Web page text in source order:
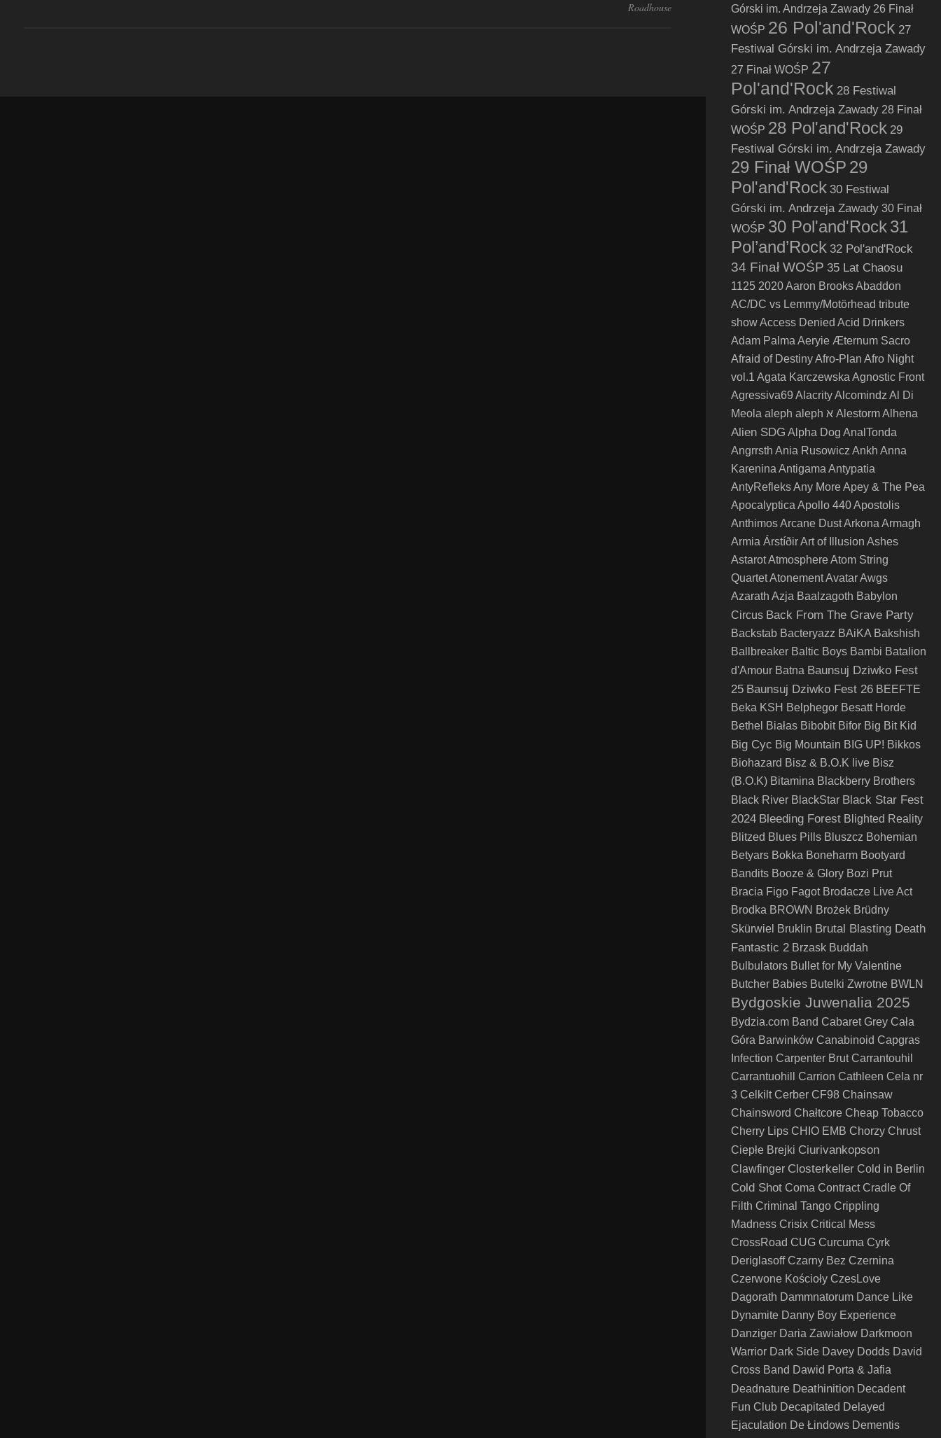
Roadhouse
Górski im. Andrzeja Zawady 26 Finał
WOŚP 26 Pol'and'Rock 27
Festiwal Górski im. Andrzeja Zawady
27 Finał WOŚP 27
Pol'and'Rock 28 Festiwal
Górski im. Andrzeja Zawady 28 Finał
WOŚP 28 Pol'and'Rock 29
Festiwal Górski im. Andrzeja Zawady
29 Finał WOŚP 29
Pol'and'Rock 30 Festiwal
Górski im. Andrzeja Zawady 30 Finał
WOŚP 30 Pol'and'Rock31
Pol’and’Rock 32 Pol'and'Rock
34 Finał WOŚP 35 Lat Chaosu
1125 2020Aaron BrooksAbaddon
AC/DC vs Lemmy/Motörhead tribute
showAccess Denied Acid Drinkers
Adam Palma Aeryie Æternum Sacro
Afraid of DestinyAfro-Plan Afro Night
vol.1 Agata Karczewska Agnostic Front
Agressiva69 AlacrityAlcomindz Al Di
Meola aleph aleph א AlestormAlhena
Alien SDG Alpha Dog AnalTonda
Angrrsth Ania Rusowicz Ankh Anna
Karenina Antigama Antypatia
AntyRefleksAny MoreApey & The Pea
Apocalyptica Apollo 440Apostolis
AnthimosArcane DustArkona Armagh
Armia ÁrstíðirArt of Illusion Ashes
AstarotAtmosphereAtom String
QuartetAtonementAvatarAwgs
Azarath Azja Baalzagoth Babylon
Circus Back From The Grave Party
Backstab Bacteryazz BAiKA Bakshish
Ballbreaker Baltic Boys Bambi Batalion
d'Amour Batna Baunsuj Dziwko Fest
25 Baunsuj Dziwko Fest 26 BEEFTE
Beka KSH Belphegor Besatt Horde
Bethel Białas Bibobit Bifor Big Bit Kid
Big Cyc Big Mountain BIG UP! Bikkos
Biohazard Bisz & B.O.K live Bisz
(B.O.K) Bitamina Blackberry Brothers
Black River BlackStar Black Star Fest
2024 Bleeding Forest Blighted Reality
Blitzed Blues Pills Bluszcz Bohemian
Betyars Bokka Boneharm Bootyard
Bandits Booze & Glory Bozi Prut
Bracia Figo Fagot Brodacze Live Act
Brodka BROWN Brożek Brüdny
Skürwiel Bruklin Brutal Blasting Death
Fantastic 2 Brzask Buddah
Bulbulators Bullet for My Valentine
Butcher Babies Butelki Zwrotne BWLN
Bydgoskie Juwenalia 2025
Bydzia.com Band Cabaret Grey Cała
Góra Barwinków Canabinoid Capgras
Infection Carpenter Brut Carrantouhil
Carrantuohill
Carrion Cathleen Cela nr
3 Celkilt Cerber CF98 Chainsaw
Chainsword Chałtcore Cheap Tobacco
Cherry Lips CHIO EMB Chorzy Chrust
Ciepłe Brejki Ciurivankopson
Clawfinger Closterkeller Cold in Berlin
Cold Shot Coma Contract Cradle Of
Filth Criminal Tango Crippling
Madness Crisix Critical Mess
CrossRoad CUG Curcuma Cyrk
Deriglasoff Czarny Bez Czernina
Czerwone Kościoły CzesLove
Dagorath Dammnatorum Dance Like
Dynamite Danny Boy Experience
Danziger Daria Zawiałow Darkmoon
Warrior Dark Side Davey Dodds David
Cross Band Dawid Porta & Jafia
Deadnature Deathinition Decadent
Fun Club Decapitated Delayed
Ejaculation De Łindows Dementis